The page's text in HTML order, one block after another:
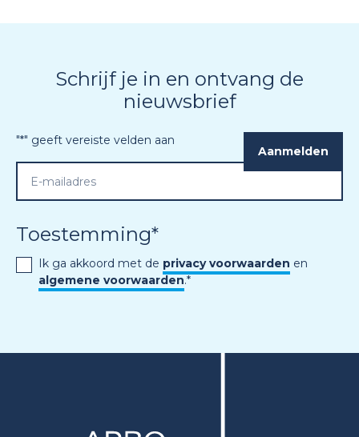
Schrijf je in en ontvang de
nieuwsbrief
"*" geeft vereiste velden aan
Toestemming*
Ik ga akkoord met de privacy voorwaarden en
algemene voorwaarden.*